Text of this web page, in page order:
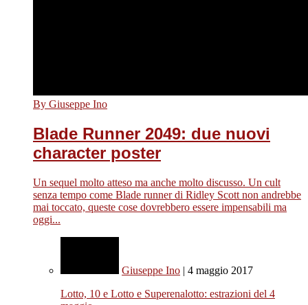
By Giuseppe Ino
Blade Runner 2049: due nuovi
character poster
Un sequel molto atteso ma anche molto discusso. Un cult
senza tempo come Blade runner di Ridley Scott non andrebbe
mai toccato, queste cose dovrebbero essere impensabili ma
oggi...
Giuseppe Ino | 4 maggio 2017
Lotto, 10 e Lotto e Superenalotto: estrazioni del 4